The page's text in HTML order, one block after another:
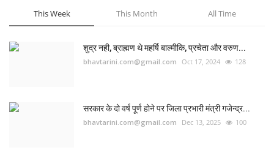
This Week This Month All Time
शुद्र नही, ब्राह्मण थे महर्षि बाल्मीकि, प्रचेता और वरुण...
bhavtarini.com@gmail.com Oct 17, 2024 128
सरकार के दो वर्ष पूर्ण होने पर जिला प्रभारी मंत्री गजेन्द्र...
bhavtarini.com@gmail.com Dec 13, 2025 100